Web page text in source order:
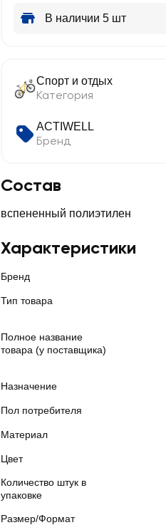
В наличии 5 шт
Спорт и отдых
Категория
ACTIWELL
Бренд
Состав
вспененный полиэтилен
Характеристики
Бренд
Тип товара
Полное название
товара (у поставщика)
Назначение
Пол потребителя
Материал
Цвет
Количество штук в
упаковке
Размер/Формат